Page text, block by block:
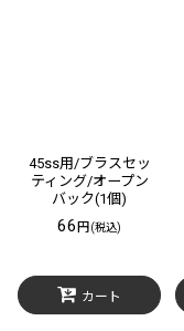
45ss用/ブラスセッ
ティング/オープン
バック(1個)
66円(税込)
カート